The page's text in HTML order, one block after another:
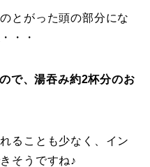
とがった頭の部分にな
・・
で、湯吞み約2杯分のお
ることも少なく、イン
そうですね♪